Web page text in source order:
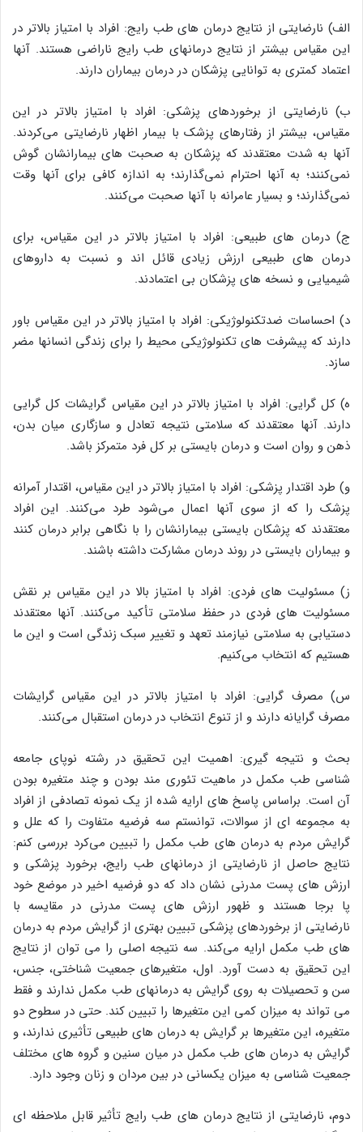
الف) نارضایتی از نتایج درمان های طب رایج: افراد با امتیاز بالاتر در
این مقیاس بیشتر از نتایج درمانهای طب رایج ناراضی هستند. آنها
اعتماد کمتری به توانایی پزشکان در درمان بیماران دارند.
ب) نارضایتی از برخوردهای پزشکی: افراد با امتیاز بالاتر در این
مقیاس، بیشتر از رفتارهای پزشک با بیمار اظهار نارضایتی می‌کردند.
آنها به شدت معتقدند که پزشکان به صحبت های بیمارانشان گوش
نمی‌کنند؛ به آنها احترام نمی‌گذارند؛ به اندازه کافی برای آنها وقت
نمی‌گذارند؛ و بسیار عامرانه با آنها صحبت می‌کنند.
ج) درمان های طبیعی: افراد با امتیاز بالاتر در این مقیاس، برای
درمان های طبیعی ارزش زیادی قائل اند و نسبت به داروهای
شیمیایی و نسخه های پزشکان بی اعتمادند.
د) احساسات ضدتکنولوژیکی: افراد با امتیاز بالاتر در این مقیاس باور
دارند که پیشرفت های تکنولوژیکی محیط را برای زندگی انسانها مضر
سازد.
ه) کل گرایی: افراد با امتیاز بالاتر در این مقیاس گرایشات کل گرایی
دارند. آنها معتقدند که سلامتی نتیجه تعادل و سازگاری میان بدن،
ذهن و روان است و درمان بایستی بر کل فرد متمرکز باشد.
و) طرد اقتدار پزشکی: افراد با امتیاز بالاتر در این مقیاس، اقتدار آمرانه
پزشک را که از سوی آنها اعمال می‌شود طرد می‌کنند. این افراد
معتقدند که پزشکان بایستی بیمارانشان را با نگاهی برابر درمان کنند
و بیماران بایستی در روند درمان مشارکت داشته باشند.
ز) مسئولیت های فردی: افراد با امتیاز بالا در این مقیاس بر نقش
مسئولیت های فردی در حفظ سلامتی تأکید می‌کنند. آنها معتقدند
دستیابی به سلامتی نیازمند تعهد و تغییر سبک زندگی است و این ما
هستیم که انتخاب می‌کنیم.
س) مصرف گرایی: افراد با امتیاز بالاتر در این مقیاس گرایشات
مصرف گرایانه دارند و از تنوع انتخاب در درمان استقبال می‌کنند.
بحث و نتیجه گیری: اهمیت این تحقیق در رشته نوپای جامعه
شناسی طب مکمل در ماهیت تئوری مند بودن و چند متغیره بودن
آن است. براساس پاسخ های ارایه شده از یک نمونه تصادفی از افراد
به مجموعه ای از سوالات، توانستم سه فرضیه متفاوت را که علل و
گرایش مردم به درمان های طب مکمل را تبیین می‌کرد بررسی کنم:
نتایج حاصل از نارضایتی از درمانهای طب رایج، برخورد پزشکی و
ارزش های پست مدرنی نشان داد که دو فرضیه اخیر در موضع خود
پا برجا هستند و ظهور ارزش های پست مدرنی در مقایسه با
نارضایتی از برخوردهای پزشکی تبیین بهتری از گرایش مردم به درمان
های طب مکمل ارایه می‌کند. سه نتیجه اصلی را می توان از نتایج
این تحقیق به دست آورد. اول، متغیرهای جمعیت شناختی، جنس،
سن و تحصیلات به روی گرایش به درمانهای طب مکمل ندارند و فقط
می تواند به میزان کمی این متغیرها را تبیین کند. حتی در سطوح دو
متغیره، این متغیرها بر گرایش به درمان های طبیعی تأثیری ندارند، و
گرایش به درمان های طب مکمل در میان سنین و گروه های مختلف
جمعیت شناسی به میزان یکسانی در بین مردان و زنان وجود دارد.
دوم، نارضایتی از نتایج درمان های طب رایج تأثیر قابل ملاحظه ای